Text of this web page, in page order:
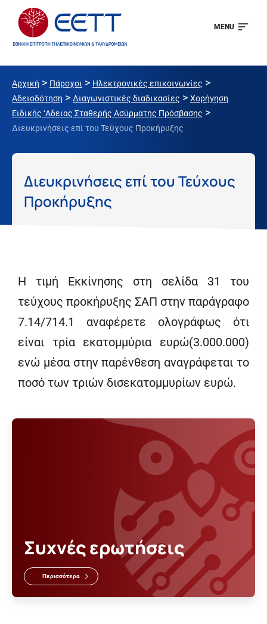
MENU
Αρχική > Πάροχοι > Ηλεκτρονικές επικοινωνίες >
Αδειοδότηση > Διαγωνιστικές διαδικασίες > Χορήγηση
Ειδικής ‘Αδειας Σταθερής Ασύρματης Πρόσβασης >
Διευκρινήσεις επί του Τεύχους Προκήρυξης
Διευκρινήσεις επί του Τεύχους
Προκήρυξης
Η τιμή Εκκίνησης στη σελίδα 31 του
τεύχους προκήρυξης ΣΑΠ στην παράγραφο
7.14/714.1 αναφέρετε ολογράφως ότι
είναι τρία εκατομμύρια ευρώ(3.000.000)
ενώ μέσα στην παρένθεση αναγράφεται το
ποσό των τριών δισεκατομμυρίων ευρώ.
Συχνές ερωτήσεις
Περισσότερα